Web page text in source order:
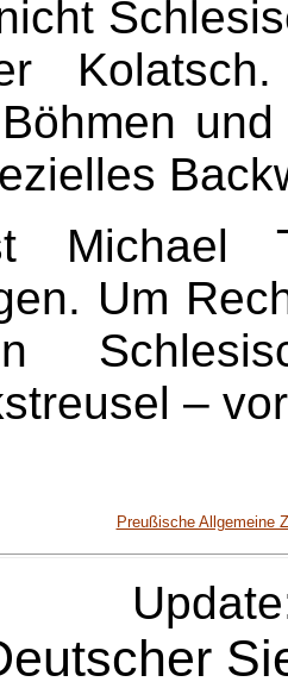
Michael
Um
–
Preußische Allgemeine
Update